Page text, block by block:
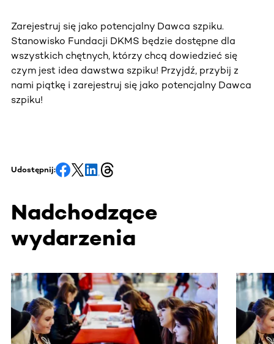
Zarejestruj się jako potencjalny Dawca szpiku.
Stanowisko Fundacji DKMS będzie dostępne dla
wszystkich chętnych, którzy chcą dowiedzieć się
czym jest idea dawstwa szpiku! Przyjdź, przybij z
nami piątkę i zarejestruj się jako potencjalny Dawca
szpiku!
Udostępnij:
Nadchodzące
wydarzenia
Ta sekcja zawiera treści przewijane w poziomie. Użyj